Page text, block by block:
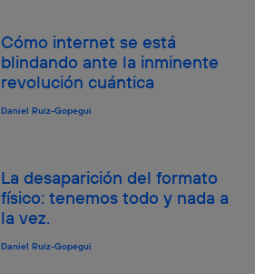
Cómo internet se está
blindando ante la inminente
revolución cuántica
Daniel Ruiz-Gopegui
La desaparición del formato
físico: tenemos todo y nada a
la vez.
Daniel Ruiz-Gopegui